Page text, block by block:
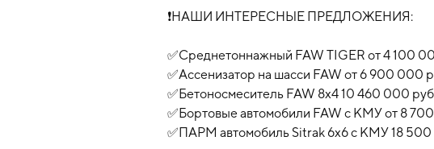
❗️НАШИ ИНТЕРЕСНЫЕ ПРЕДЛОЖЕНИЯ:
✅Среднетоннажный FAW TIGER от 4 100
✅Ассенизатор на шасси FAW от 6 900 000
✅Бетоносмеситель FAW 8x4 10 460 000 руб
✅Бортовые автомобили FAW c КМУ от 8
✅ПАРМ автомобиль Sitrak 6x6 c КМУ 18